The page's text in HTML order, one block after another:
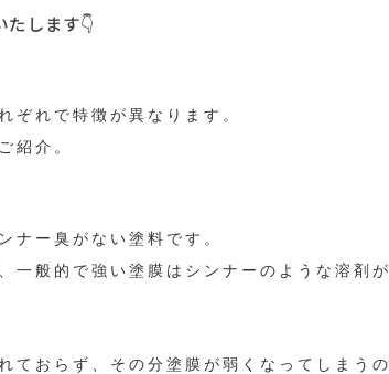
します👇
ぞれで特徴が異なります。
紹介。
ナー臭がない塗料です。
一般的で強い塗膜はシンナーのような溶剤が
ておらず、その分塗膜が弱くなってしまうの